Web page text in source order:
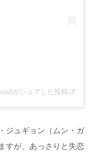
がシェアした投稿
ジュギョン（ムン・ガ
すが、あっさりと失恋